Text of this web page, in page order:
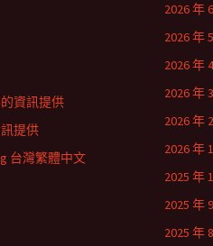
2026 年
2026 年
2026 年
2026 年
2026 年
2026 年
2025 年
2025 年
2025 年
資訊提供
提供
台灣繁體中文